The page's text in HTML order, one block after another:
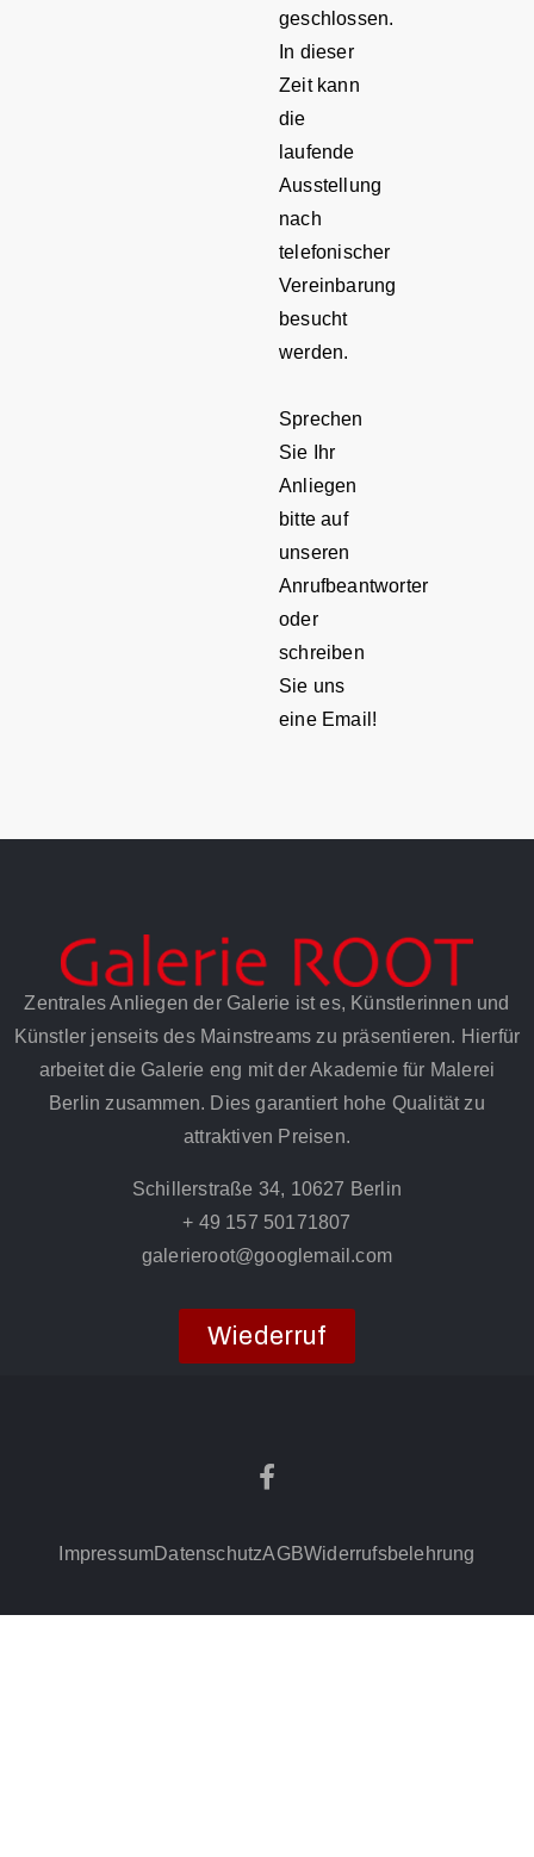
geschlossen.
In dieser
Zeit kann
die
laufende
Ausstellung
nach
telefonischer
Vereinbarung
besucht
werden.
Sprechen
Sie Ihr
Anliegen
bitte auf
unseren
Anrufbeantworter
oder
schreiben
Sie uns
eine Email!
Zentrales Anliegen der Galerie ist es, Künstlerinnen und
Künstler jenseits des Mainstreams zu präsentieren. Hierfür
arbeitet die Galerie eng mit der Akademie für Malerei
Berlin zusammen. Dies garantiert hohe Qualität zu
attraktiven Preisen.
Schillerstraße 34, 10627 Berlin
+ 49 157 50171807
galerieroot@googlemail.com
Wiederruf
ImpressumDatenschutzAGBWiderrufsbelehrung